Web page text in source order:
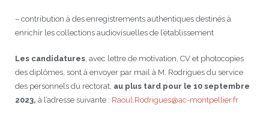
– contribution à des enregistrements authentiques destinés à
enrichir les collections audiovisuelles de l’établissement
Les candidatures , avec lettre de motivation, CV et photocopies
des diplômes, sont à envoyer par mail à M. Rodrigues du service
des personnels du rectorat, au plus tard pour le 10 septembre
2023, à l’adresse suivante : Raoul.Rodrigues@ac-montpellier.fr